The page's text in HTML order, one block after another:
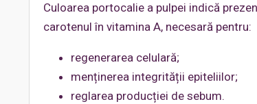
Culoarea portocalie a pulpei indică
carotenul în vitamina A, necesară pentru:
regenerarea celulară;
menținerea integrității epiteliilor;
reglarea producției de sebum.